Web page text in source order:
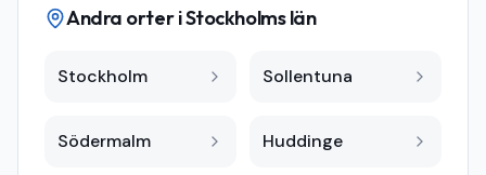
Andra orter iStockholms län
Stockholm Sollentuna
Södermalm Huddinge